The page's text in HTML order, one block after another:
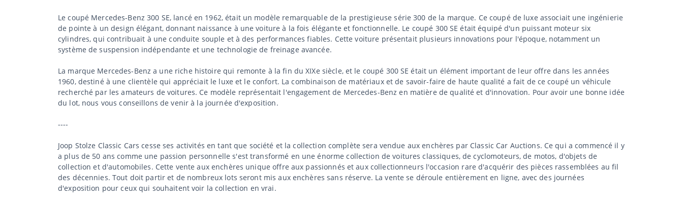
Le coupé Mercedes-Benz 300 SE, lancé en 1962, était un modèle remarquable de la prestigieuse série 300 de la marque. Ce coupé de luxe associait une ingénierie
de pointe à un design élégant, donnant naissance à une voiture à la fois élégante et fonctionnelle. Le coupé 300 SE était équipé d'un puissant moteur six
cylindres, qui contribuait à une conduite souple et à des performances fiables. Cette voiture présentait plusieurs innovations pour l'époque, notamment un
système de suspension indépendante et une technologie de freinage avancée.
La marque Mercedes-Benz a une riche histoire qui remonte à la fin du XIXe siècle, et le coupé 300 SE était un élément important de leur offre dans les années
1960, destiné à une clientèle qui appréciait le luxe et le confort. La combinaison de matériaux et de savoir-faire de haute qualité a fait de ce coupé un véhicule
recherché par les amateurs de voitures. Ce modèle représentait l'engagement de Mercedes-Benz en matière de qualité et d'innovation. Pour avoir une bonne idée
du lot, nous vous conseillons de venir à la journée d'exposition.
----
Joop Stolze Classic Cars cesse ses activités en tant que société et la collection complète sera vendue aux enchères par Classic Car Auctions. Ce qui a commencé il y
a plus de 50 ans comme une passion personnelle s'est transformé en une énorme collection de voitures classiques, de cyclomoteurs, de motos, d'objets de
collection et d'automobiles. Cette vente aux enchères unique offre aux passionnés et aux collectionneurs l'occasion rare d'acquérir des pièces rassemblées au fil
des décennies. Tout doit partir et de nombreux lots seront mis aux enchères sans réserve. La vente se déroule entièrement en ligne, avec des journées
d'exposition pour ceux qui souhaitent voir la collection en vrai.